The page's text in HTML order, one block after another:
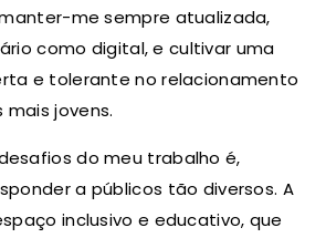
me sempre atualizada,
como digital, e cultivar uma
e tolerante no relacionamento
jovens.
do meu trabalho é,
a públicos tão diversos. A
inclusivo e educativo, que